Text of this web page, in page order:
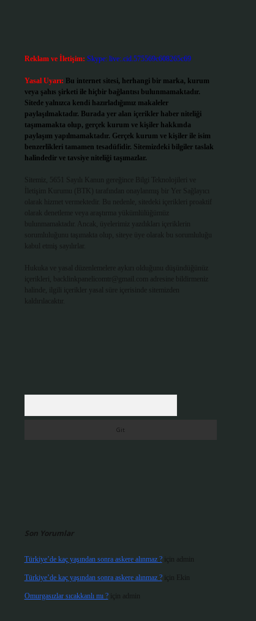
Reklam ve İletişim: Skype: live:.cid.575569c608265c69
Yasal Uyarı: Bu internet sitesi, herhangi bir marka, kurum
veya şahıs şirketi ile hiçbir bağlantısı bulunmamaktadır.
Sitede yalnızca kendi hazırladığımız makaleler
paylaşılmaktadır. Burada yer alan içerikler haber niteliği
taşımamakta olup, gerçek kurum ve kişiler hakkında
paylaşım yapılmamaktadır. Gerçek kurum ve kişiler ile isim
benzerlikleri tamamen tesadüfidir. Sitemizdeki bilgiler taslak
halindedir ve tavsiye niteliği taşımazlar.
Sitemiz, 5651 Sayılı Kanun gereğince Bilgi Teknolojileri ve
İletişim Kurumu (BTK) tarafından onaylanmış bir Yer Sağlayıcı
olarak hizmet vermektedir. Bu nedenle, sitedeki içerikleri proaktif
olarak denetleme veya araştırma yükümlülüğümüz
bulunmamaktadır. Ancak, üyelerimiz yazdıkları içeriklerin
sorumluluğunu taşımakta olup, siteye üye olarak bu sorumluluğu
kabul etmiş sayılırlar.
Hukuka ve yasal düzenlemelere aykırı olduğunu düşündüğünüz
içerikleri,
backlinkpanelicomtr@gmail.com
adresine bildirmeniz
halinde, ilgili içerikler yasal süre içerisinde sitemizden
kaldırılacaktır.
Son Yorumlar
Türkiye’de kaç yaşından sonra askere alınmaz ?için admin
Türkiye’de kaç yaşından sonra askere alınmaz ?için Ekin
Omurgasızlar sıcakkanlı mı ?için admin